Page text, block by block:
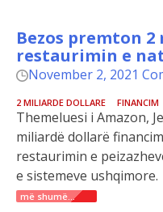
Bezos premton
restaurimin e
November 2, 2021
2 MILIARDE DOLLARE FINANCIM
Themeluesi i Amazon,
miliardë dollarë
restaurimin e
e sistemeve ushqimore.
më shumë...